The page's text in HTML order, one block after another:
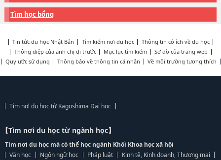
Tìm học bổng
Tin tức du học Nhật Bản Tìm kiếm nơi du học
Thông tin có ích về du học
Thông điệp của anh chị đi trước
Mục lục tìm kiếm
Sơ đồ của trang web
Quy ước sử dụng
Thông báo về thông tin cá nhân Về môi trường tương thích
Tìm nơi du học từ Kagoshima Đại học
【Tìm nơi du học từ ngành học】
Tìm nơi du học mà có thể học ngành Khối Khoa học xã hội
Văn học
Ngôn ngữ học Pháp luật
Kinh tế, Kinh doanh, Thương mại